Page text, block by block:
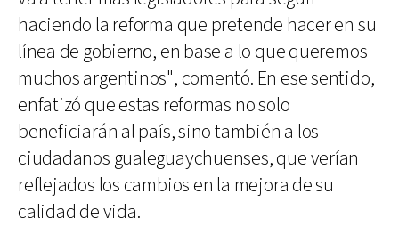
haciendo la reforma que pretende hacer en su
línea de gobierno, en base a lo que queremos
muchos argentinos", comentó. En ese sentido,
enfatizó que estas reformas no solo
beneficiarán al país, sino también a los
ciudadanos gualeguaychuenses, que verían
reflejados los cambios en la mejora de su
calidad de vida.